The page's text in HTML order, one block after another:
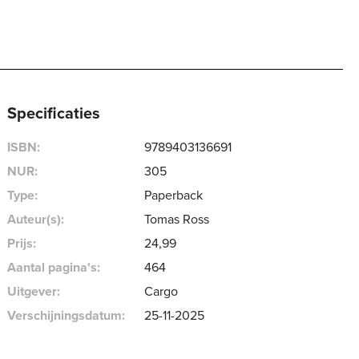
Specificaties
ISBN:
9789403136691
NUR:
305
Type:
Paperback
Auteur(s):
Tomas Ross
Prijs:
24,99
Aantal pagina's:
464
Uitgever:
Cargo
Verschijningsdatum:
25-11-2025